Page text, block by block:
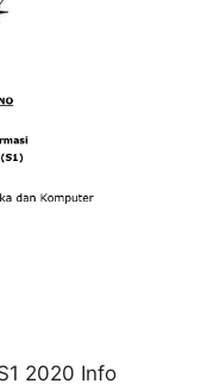
2020 Info